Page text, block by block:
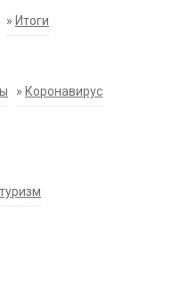
» Итоги
» Коронавирус